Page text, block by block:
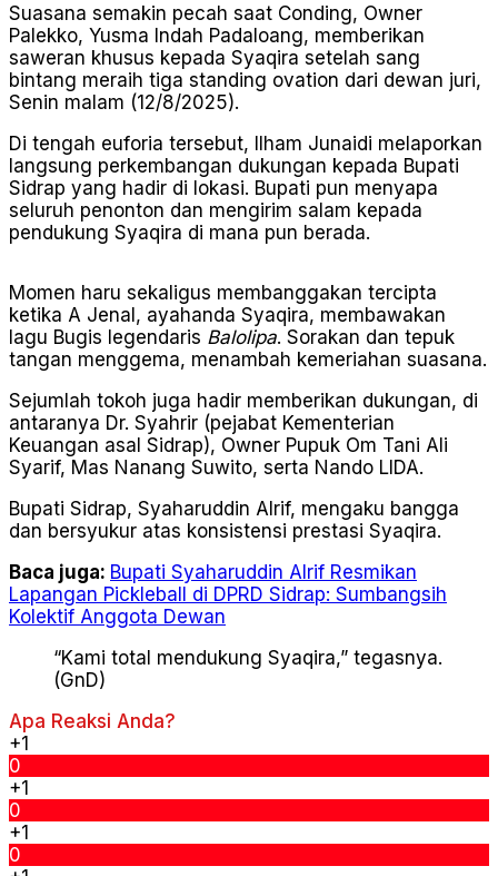
Suasana semakin pecah saat Conding, Owner
Palekko, Yusma Indah Padaloang, memberikan
saweran khusus kepada Syaqira setelah sang
bintang meraih tiga standing ovation dari dewan juri,
Senin malam (12/8/2025).
Di tengah euforia tersebut, Ilham Junaidi melaporkan
langsung perkembangan dukungan kepada Bupati
Sidrap yang hadir di lokasi. Bupati pun menyapa
seluruh penonton dan mengirim salam kepada
pendukung Syaqira di mana pun berada.
Momen haru sekaligus membanggakan tercipta
ketika A Jenal, ayahanda Syaqira, membawakan
lagu Bugis legendaris Balolipa. Sorakan dan tepuk
tangan menggema, menambah kemeriahan suasana.
Sejumlah tokoh juga hadir memberikan dukungan, di
antaranya Dr. Syahrir (pejabat Kementerian
Keuangan asal Sidrap), Owner Pupuk Om Tani Ali
Syarif, Mas Nanang Suwito, serta Nando LIDA.
Bupati Sidrap, Syaharuddin Alrif, mengaku bangga
dan bersyukur atas konsistensi prestasi Syaqira.
Baca juga: Bupati Syaharuddin Alrif Resmikan
Lapangan Pickleball di DPRD Sidrap: Sumbangsih
Kolektif Anggota Dewan
“Kami total mendukung Syaqira,” tegasnya.
(GnD)
Apa Reaksi Anda?
+1
0
+1
0
+1
0